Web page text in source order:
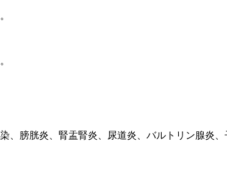
、膀胱炎、腎盂腎炎、尿道炎、バルトリン腺炎